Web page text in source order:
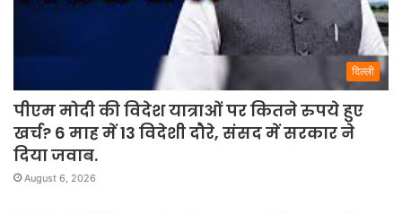
दिल्ली
पीएम मोदी की विदेश यात्राओं पर कितने रुपये हुए
खर्च? 6 माह में 13 विदेशी दौरे, संसद में सरकार ने
दिया जवाब.
August 6, 2026